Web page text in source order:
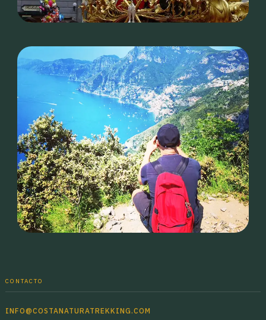
CONTACTO
INFO@COSTANATURATREKKING.COM